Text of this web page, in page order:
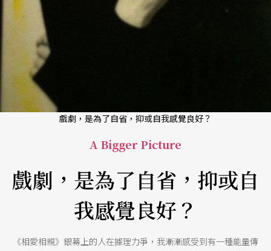
戲劇，是為了自省，抑或自我感覺良好？
A Bigger Picture
戲劇，是為了自省，抑或自
我感覺良好？
《相愛相親》銀幕上的人在據理力爭，我漸漸感受到有一種能量傳